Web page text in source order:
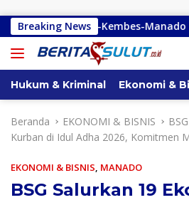
Breaking NewsKembes-Manado Perlu
Hukum & Kriminal Ekonomi &
Beranda EKONOMI & BISNIS
Kurban di Idul Adha 2026, Komitmen
EKONOMI & BISNIS, MANADO
BSG Salurkan 19